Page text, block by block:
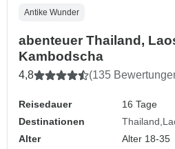
Antike Wunder
abenteuer Thailand,
Kambodscha
4,8 (135
Reisedauer
16 Tage
Destinationen
Thailand
Alter
Alter 18-35